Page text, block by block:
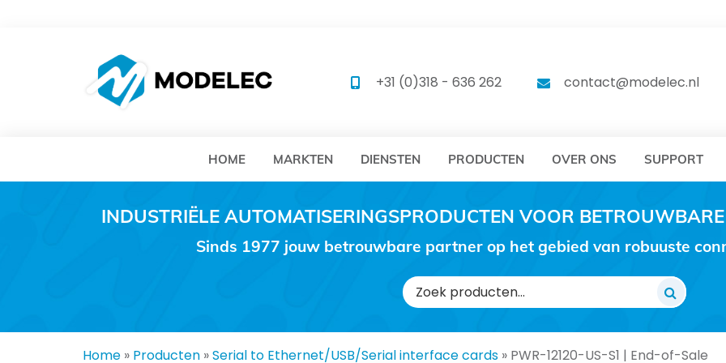
MODELEC MODELEC
+31 (0)318 - 636 262 contact@modelec.nl
HOME MARKTEN DIENSTEN PRODUCTEN OVER ONS SUPPORT
INDUSTRIËLE AUTOMATISERINGSPRODUCTEN VOOR
Sinds 1977 jouw betrouwbare partner op het gebied van robuuste
Zoeken
naar:
Home » Producten »Serial to Ethernet/USB/Serial interface cards » PWR-12120-US-S1 | End-of-Sale